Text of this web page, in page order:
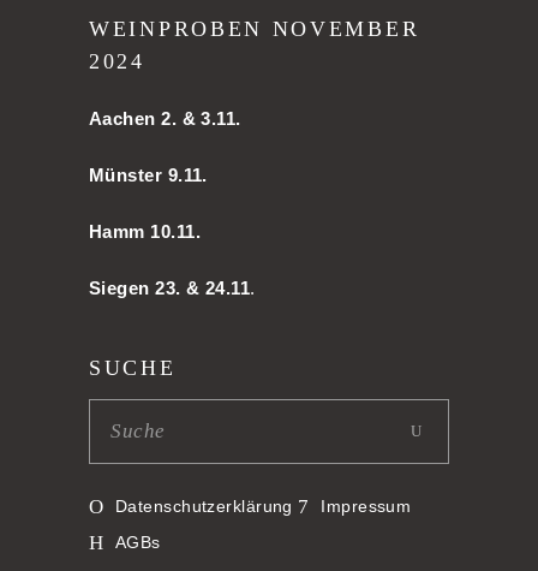
WEINPROBEN NOVEMBER
2024
Aachen 2. & 3.11.
Münster 9.11.
Hamm 10.11.
Siegen 23. & 24.11.
SUCHE
Datenschutzerklärung
Impressum
AGBs